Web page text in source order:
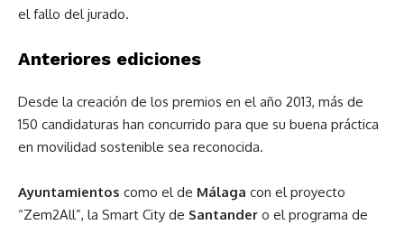
el fallo del jurado.
Anteriores ediciones
Desde la creación de los premios en el año 2013, más de
150 candidaturas han concurrido para que su buena práctica
en movilidad sostenible sea reconocida.
Ayuntamientos como el de Málaga con el proyecto
“Zem2All”, la Smart City de Santander o el programa de